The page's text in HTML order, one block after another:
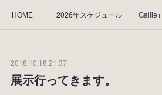
HOME 2026年スケジュール Gallie+
2018.10.18 21:37
展示行ってきます。